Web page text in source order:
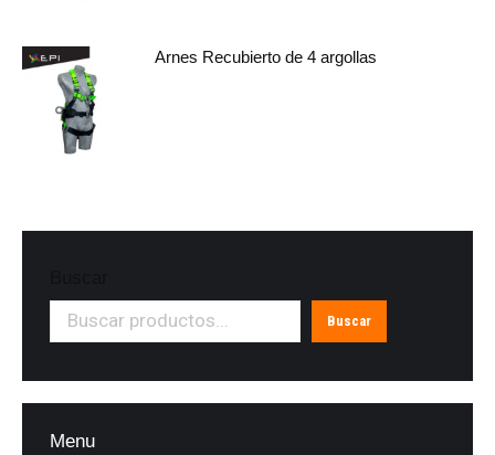
Arnes Recubierto de 4 argollas
Buscar
Menu